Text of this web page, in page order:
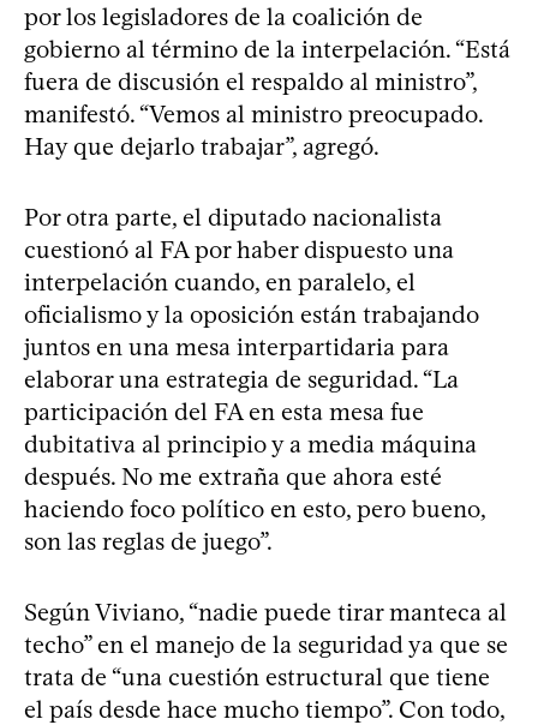
por los legisladores de la coalición de
gobierno al término de la interpelación. “Está
fuera de discusión el respaldo al ministro”,
manifestó. “Vemos al ministro preocupado.
Hay que dejarlo trabajar”, agregó.
Por otra parte, el diputado nacionalista
cuestionó al FA por haber dispuesto una
interpelación cuando, en paralelo, el
oficialismo y la oposición están trabajando
juntos en una mesa interpartidaria para
elaborar una estrategia de seguridad. “La
participación del FA en esta mesa fue
dubitativa al principio y a media máquina
después. No me extraña que ahora esté
haciendo foco político en esto, pero bueno,
son las reglas de juego”.
Según Viviano, “nadie puede tirar manteca al
techo” en el manejo de la seguridad ya que se
trata de “una cuestión estructural que tiene
el país desde hace mucho tiempo”. Con todo,